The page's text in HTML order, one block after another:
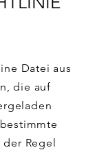
Datei aus
die auf
Regel